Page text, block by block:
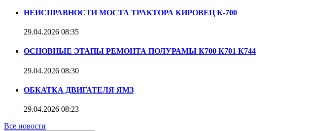
НЕИСПРАВНОСТИ МОСТА ТРАКТОРА КИРОВЕЦ К-700
29.04.2026 08:35
ОСНОВНЫЕ ЭТАПЫ РЕМОНТА ПОЛУРАМЫ К700 К701 К744
29.04.2026 08:30
ОБКАТКА ДВИГАТЕЛЯ ЯМЗ
29.04.2026 08:23
Все новости